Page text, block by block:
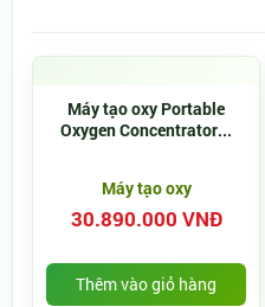
Máy tạo oxy Portable
Oxygen Concentrator...
Máy tạo oxy
30.890.000 VNĐ
Thêm vào giỏ hàng